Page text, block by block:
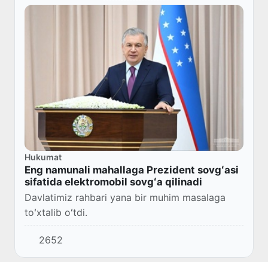
Hukumat
Eng namunali mahallaga Prezident sovgʻasi
sifatida elektromobil sovgʻa qilinadi
Davlatimiz rahbari yana bir muhim masalaga
toʻxtalib oʻtdi.
2652